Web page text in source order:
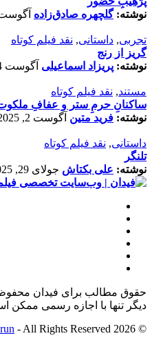
نوشته:گلچهره صادق‌زاده آگوست 5,
تجربی, داستانی, نقد فیلم کوتاه
گریز از رنج
نوشته: پریزاد اسماعیلی آگوست 4, 2025
مستند, نقد فیلم کوتاه
ساکنانِ حرمِ ستر و عفافِ
نوشته: فرید متین آگوست 2, 2025
داستانی, نقد فیلم کوتاه
تلنگر
نوشته: علی بکتاش جولای 29, 2025
حقوق مطالب برای فیدان
دیگر تنها با اجازه رسمی ممکن
© 2026
- All Rights Reserved